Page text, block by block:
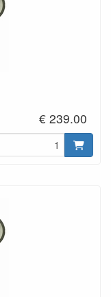
€ 239.00